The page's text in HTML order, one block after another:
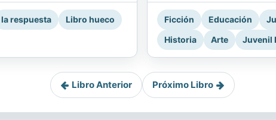
la respuesta Libro hueco Ficción Educación
Historia
Arte Juvenil
Libro Anterior Próximo Libro